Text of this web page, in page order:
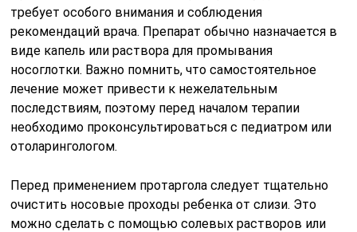
требует особого внимания и соблюдения
рекомендаций врача. Препарат обычно назначается в
виде капель или раствора для промывания
носоглотки. Важно помнить, что самостоятельное
лечение может привести к нежелательным
последствиям, поэтому перед началом терапии
необходимо проконсультироваться с педиатром или
отоларингологом.
Перед применением протаргола следует тщательно
очистить носовые проходы ребенка от слизи. Это
можно сделать с помощью солевых растворов или